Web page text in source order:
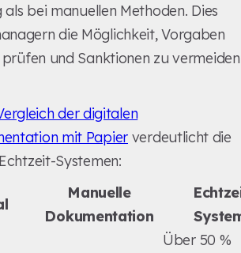
bei manuellen Methoden. Dies
die Möglichkeit, Vorgaben
und Sanktionen zu vermeiden
der digitalen
mit Papier verdeutlicht die
Systemen:
Manuelle
Dokumentation
Über 50 %